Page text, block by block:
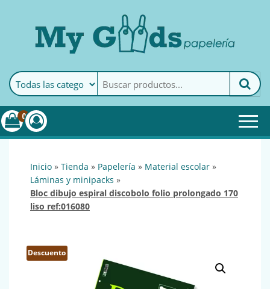
MyGoods · PapeleríaMy Goods es tu papelería
online de confianza. Podrás
encontrar todo lo necesario
0
inicio » tienda » papelería » material escolar »
láminas y minipacks »
bloc dibujo espiral discobolo folio prolongado 170
liso ref:016080
Descuento